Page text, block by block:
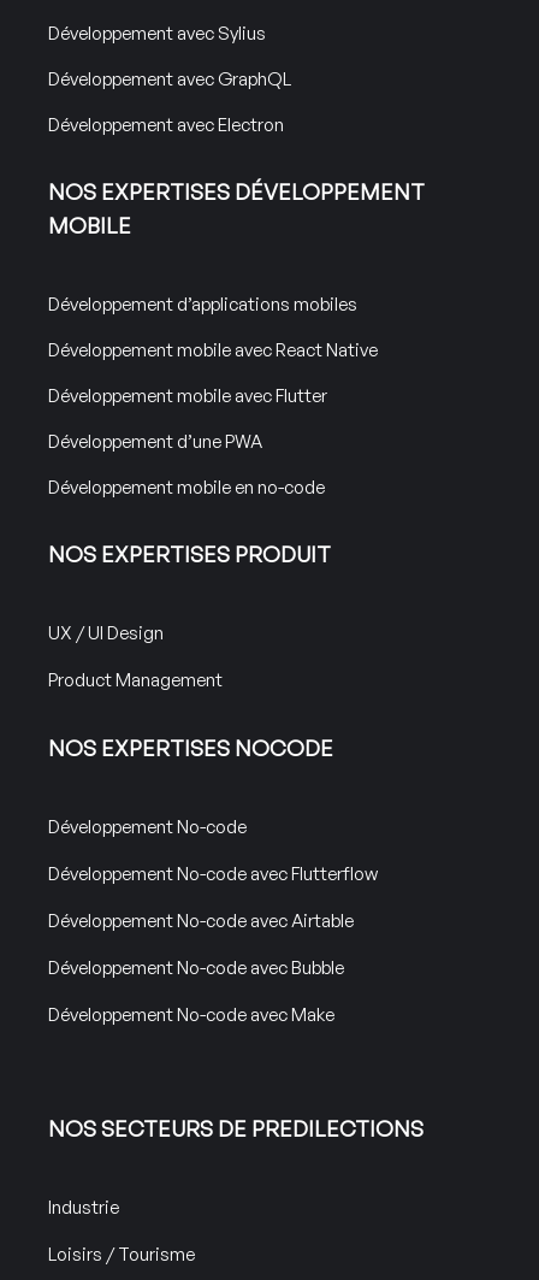
Développement avec Sylius
Développement avec GraphQL
Développement avec Electron
NOS EXPERTISES DÉVELOPPEMENT
MOBILE
Développement d’applications mobiles
Développement mobile avec React Native
Développement mobile avec Flutter
Développement d’une PWA
Développement mobile en no-code
NOS EXPERTISES PRODUIT
UX / UI Design
Product Management
NOS EXPERTISES NOCODE
Développement No-code
Développement No-code avec Flutterflow
Développement No-code avec Airtable
Développement No-code avec Bubble
Développement No-code avec Make
NOS SECTEURS DE PREDILECTIONS
Industrie
Loisirs / Tourisme